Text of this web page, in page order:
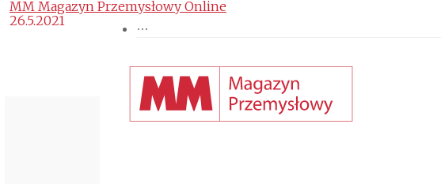
MM Magazyn Przemysłowy Online
26.5.2021